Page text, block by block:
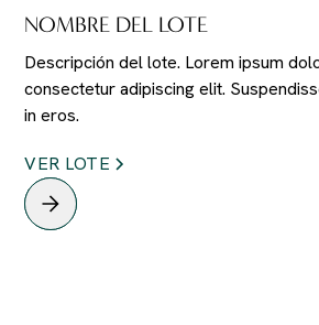
NOMBRE DEL LOTE
Descripción del lote. Lorem ipsum
consectetur adipiscing elit.
in eros.
VER LOTE